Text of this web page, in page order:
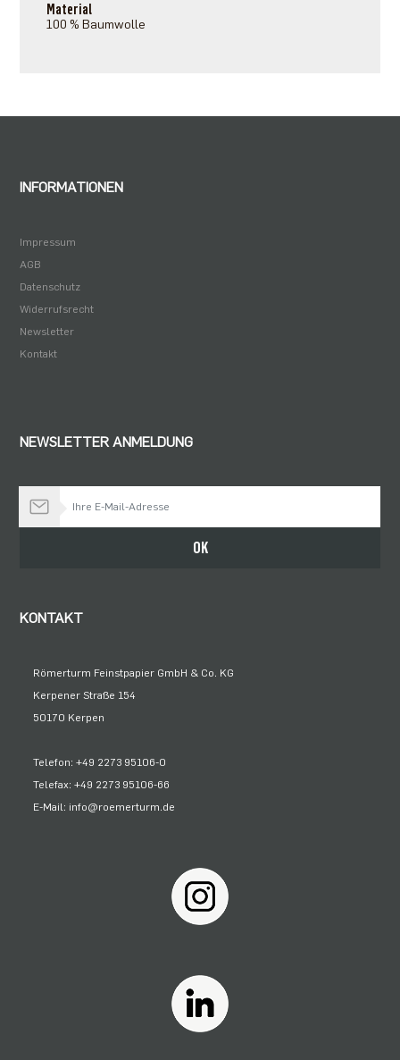
Material
100 % Baumwolle
INFORMATIONEN
Impressum
AGB
Datenschutz
Widerrufsrecht
Newsletter
Kontakt
NEWSLETTER ANMELDUNG
OK
KONTAKT
Römerturm Feinstpapier GmbH & Co. KG
Kerpener Straße 154
50170 Kerpen
Telefon: +49 2273 95106-0
Telefax: +49 2273 95106-66
E-Mail: info@roemerturm.de